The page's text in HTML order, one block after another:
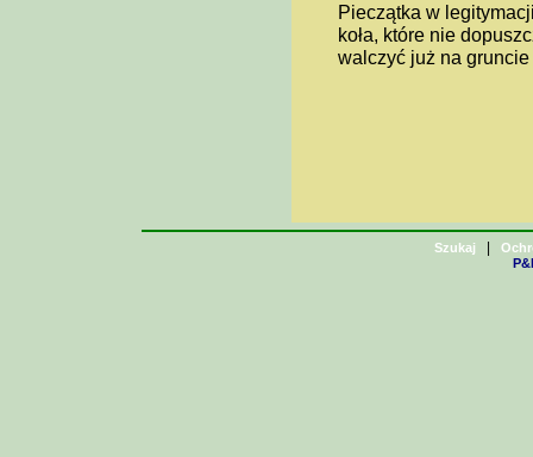
Pieczątka w
koła, które nie
walczyć już na gruncie
Szukaj